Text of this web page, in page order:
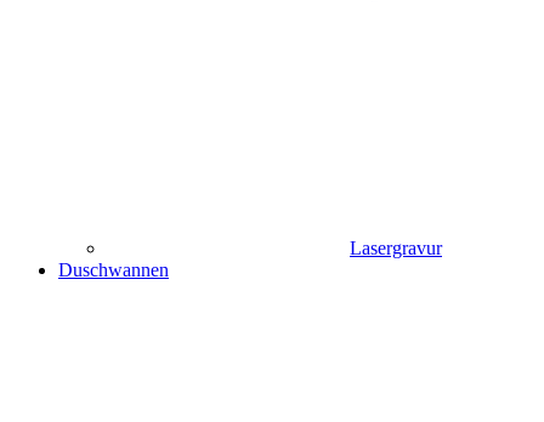
Lasergravur
Duschwannen